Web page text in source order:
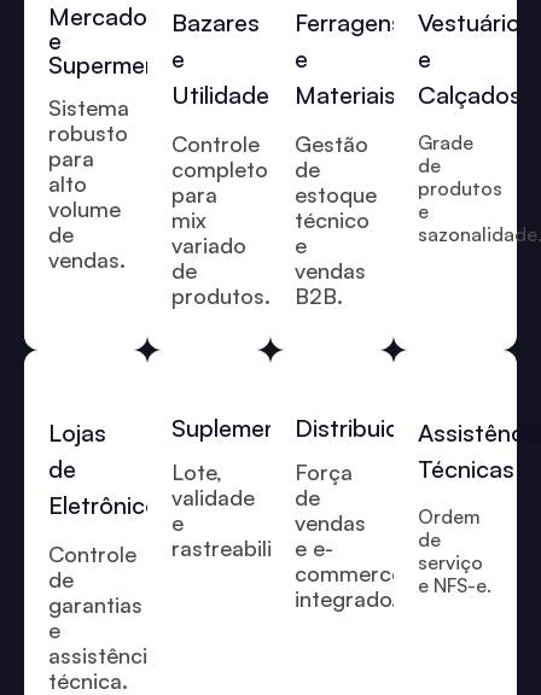
Mercados
e
Supermercados
Sistema
robusto
para
alto
volume
de
vendas.
Bazares
e
Utilidades
Controle
completo
para
mix
variado
de
produtos.
Ferragens
e
Materiais
Gestão
de
estoque
técnico
e
vendas
B2B.
Vestuário
e
Calçados
Grade
de
produtos
e
sazonalidade.
Lojas
de
Eletrônicos
Controle
de
garantias
e
assistência
técnica.
Suplementos
Lote,
validade
e
rastreabilidade.
Distribuidoras
Força
de
vendas
e e-
commerce
integrado.
Técnicas
Ordem
de
serviço
e NFS-e.